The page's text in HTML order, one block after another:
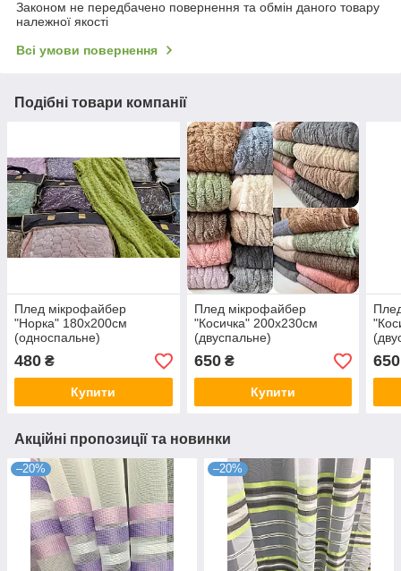
Законом не передбачено повернення та обмін даного товару
належної якості
Всі умови повернення
Подібні товари компанії
Плед мікрофайбер
"Норка" 180х200см
(односпальне)
480 ₴
Купити
Плед мікрофайбер
"Косичка" 200х230см
(двуспальне)
650₴
Купити
650
Акційні пропозиції та новинки
–20% –20%